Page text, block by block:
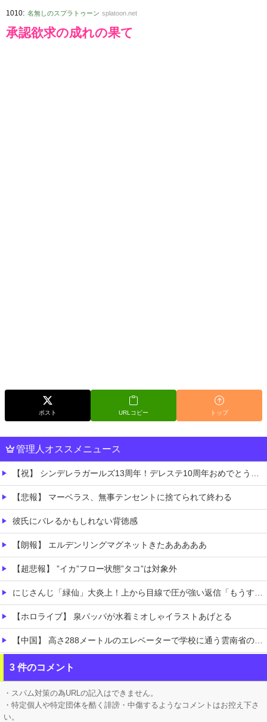
1010: 名無しのスプラトゥーン splatoon.net
承認欲求の成れの果て
ポスト URLコピー トップ
管理人オススメニュース
【祝】 シンデレラガールズ13周年！デレステ10周年おめでとう！ガチャ更新SSR八神マキノ・イベントSRイヴ、SR望月聖！
【悲報】 マーベラス、無事テンセントに捨てられて終わる
彼氏にバレるかもしれない背徳感
【朗報】 エルデンリングマグネットきたあああああ
【超悲報】 ”イカ”フロー状態”タコ”は対象外
にじさんじ「緑仙」大炎上！上から目線で圧が強い返信「もうすでに歌ってる」埋もれてる曲を救いたい歌ってみた企画と視聴者に対するSNS投稿が大荒れ
【ホロライブ】 泉パッパが水着ミオしゃイラストあげとる
【中国】 高さ288メートルのエレベーターで学校に通う雲南省の山地の子供たち 通学時間 3時間→30分に短縮
【画像】 日本さん、避難所が各国と比べて優秀過ぎると話題に
【凄すぎる】 力士の嫁に美人が多い理由→「これ」だったｗｗｗｗｗｗｗ
3 件のコメント
・スパム対策の為URLの記入はできません。
・特定個人や特定団体を酷く誹謗・中傷するようなコメントはお控え下さ
い。